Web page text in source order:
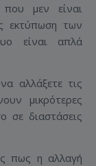
που μεν είναι
εκτύπωση των
είναι απλά
αλλάξετε τις
μικρότερες
σε διαστάσεις
πως η αλλαγή